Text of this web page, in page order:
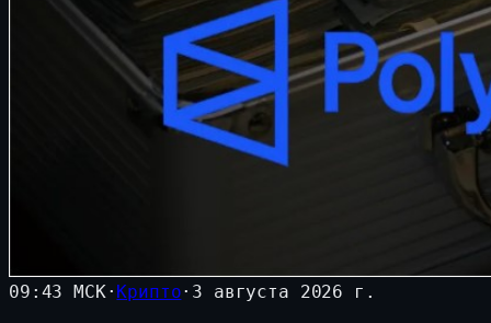
09:43 МСК· Крипто· 3 августа 2026 г.